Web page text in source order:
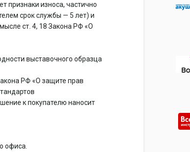
признаки износа, частично
срок службы — 5 лет) и
ст. 4, 18 Закона РФ «О
выставочного образца
РФ «О защите прав
к покупателю наносит
офиса.